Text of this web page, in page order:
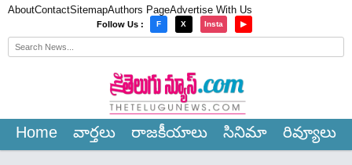
AboutContactSitemapAuthors PageAdvertise With Us
Follow Us : F X Insta ▶
Home వార్త‌లు రాజ‌కీయాలు సినిమా రివ్యూలు